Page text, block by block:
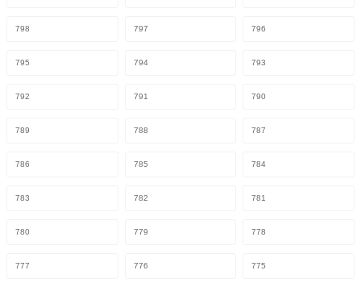
798 797 796
795 794 793
792 791 790
789 788 787
786 785 784
783 782 781
780 779 778
777 776 775